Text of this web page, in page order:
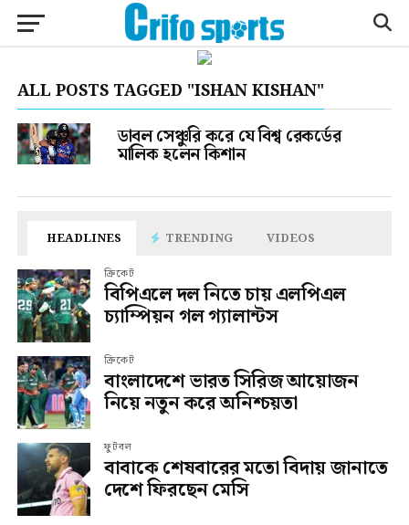
ALL POSTS TAGGED "ISHAN KISHAN"
ডাবল সেঞ্চুরি করে যে বিশ্ব রেকর্ডের
মালিক হলেন কিশান
HEADLINES TRENDING VIDEOS
ক্রিকেট
বিপিএলে দল নিতে চায় এলপিএল
চ্যাম্পিয়ন গল গ্যালান্টস
ক্রিকেট
বাংলাদেশে ভারত সিরিজ আয়োজন
নিয়ে নতুন করে অনিশ্চয়তা
ফুটবল
বাবাকে শেষবারের মতো বিদায় জানাতে
দেশে ফিরছেন মেসি